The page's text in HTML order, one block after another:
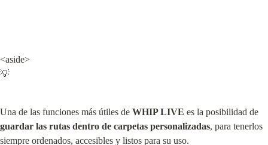
<aside>
💡
Una de las funciones más útiles de WHIP LIVE
guardar las rutas dentro de carpetas personalizadas, para tenerlos
siempre ordenados, accesibles y listos para su uso.